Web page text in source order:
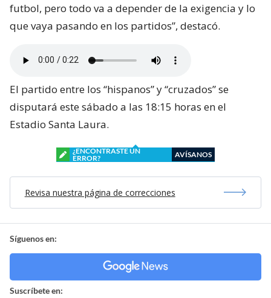
futbol, pero todo va a depender de la exigencia y lo
que vaya pasando en los partidos”, destacó.
El partido entre los “hispanos” y “cruzados” se
disputará este sábado a las 18:15 horas en el
Estadio Santa Laura.
¿ENCONTRASTE UN
ERROR?
AVÍSANOS
Revisa nuestra página de correcciones
Síguenos en:
Suscríbete en: